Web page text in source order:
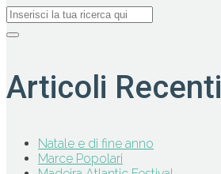
Articoli Recenti
Natale e di fine anno
Marce Popolari